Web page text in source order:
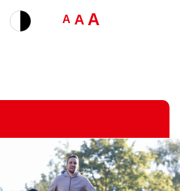
A A A